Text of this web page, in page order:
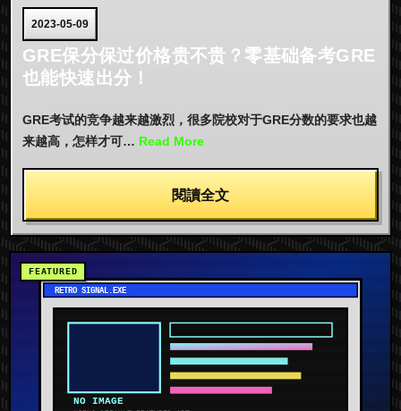
2023-05-09
GRE保分保过价格贵不贵？零基础备考GRE
也能快速出分！
GRE考试的竞争越来越激烈，很多院校对于GRE分数的要求也越
来越高，怎样才可… Read More
閱讀全文